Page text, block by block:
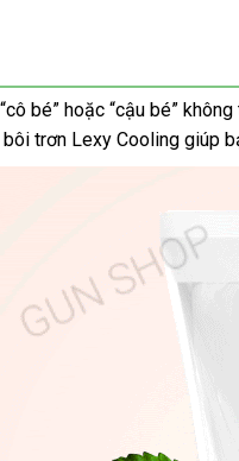
bé” Úc
hoặc “cậu bé”
trơn Lexy Cooling giúp